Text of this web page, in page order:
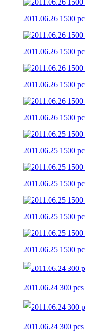
2011.06.26 1500
2011.06.26 1500
2011.06.26 1500
2011.06.26 1500
2011.06.25 1500
2011.06.25 1500
2011.06.25 1500
2011.06.25 1500
2011.06.24 300
2011.06.24 300